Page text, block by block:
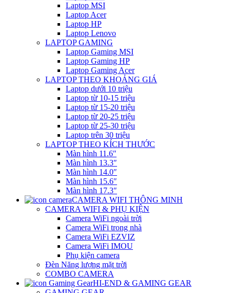
Laptop MSI
Laptop Acer
Laptop HP
Laptop Lenovo
LAPTOP GAMING
Laptop Gaming MSI
Laptop Gaming HP
Laptop Gaming Acer
LAPTOP THEO KHOẢNG GIÁ
Laptop dưới 10 triệu
Laptop từ 10-15 triệu
Laptop từ 15-20 triệu
Laptop từ 20-25 triệu
Laptop từ 25-30 triệu
Laptop trên 30 triệu
LAPTOP THEO KÍCH THƯỚC
Màn hình 11.6″
Màn hình 13.3″
Màn hình 14.0″
Màn hình 15.6″
Màn hình 17.3″
CAMERA WIFI THÔNG MINH
CAMERA WIFI & PHỤ KIỆN
Camera WiFi ngoài trời
Camera WiFi trong nhà
Camera WiFi EZVIZ
Camera WiFi IMOU
Phụ kiện camera
Đèn Năng lượng mặt trời
COMBO CAMERA
HI-END & GAMING GEAR